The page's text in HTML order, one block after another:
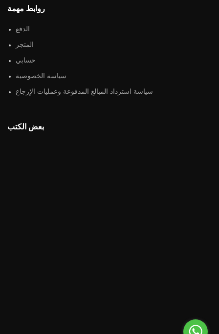
روابط مهمة
الدفع
المتجر
حسابي
سياسة الخصوصية
سياسة استرداد المبالغ المدفوعة وعمليات الإرجاع
بعض الكتب